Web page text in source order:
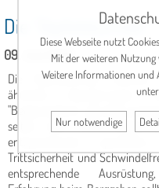
Die "Gipfelstürmer"
09. Juni 2026
Die "Gipfelstürmer" machen
ähnliche Wanderungen
"Bergwanderer", oft aber
selten über 1.000
entsprechende sport­liche
Trittsicherheit und
entsprechen­de
Diese Webseite nutzt
Mit der weiteren
Weitere Informationen und
unter
Nur notwendige